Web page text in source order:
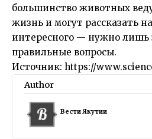
большинство животных
жизнь и могут рассказать
интересного — нужно лишь
правильные вопросы.
Источник: https://
Author
Вести Якутии